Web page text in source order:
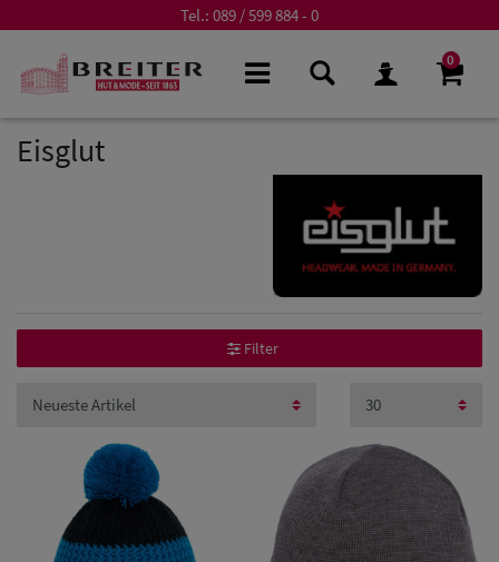
Tel.: 089 / 599 884 - 0
0
Eisglut
Filter